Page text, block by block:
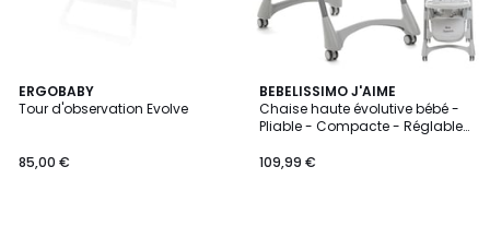
ERGOBABY
Tour d'observation Evolve
85,00 €
BEBELISSIMO J'AIME
Chaise haute évolutive bébé -
Pliable - Compacte - Réglable
(15kg) - gris - Bon Appetit
109,99 €